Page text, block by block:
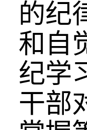
的纪
和自
纪学
干部